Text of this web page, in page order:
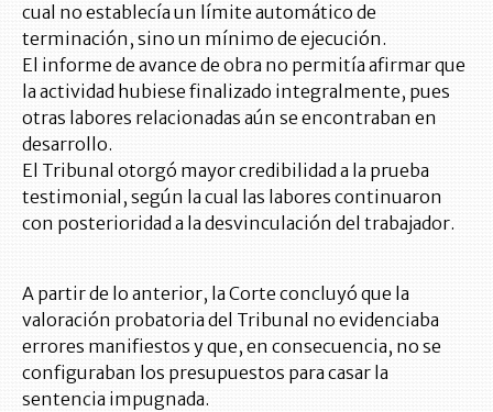
cual no establecía un límite automático de
terminación, sino un mínimo de ejecución.
El informe de avance de obra no permitía afirmar que
la actividad hubiese finalizado integralmente, pues
otras labores relacionadas aún se encontraban en
desarrollo.
El Tribunal otorgó mayor credibilidad a la prueba
testimonial, según la cual las labores continuaron
con posterioridad a la desvinculación del trabajador.
A partir de lo anterior, la Corte concluyó que la
valoración probatoria del Tribunal no evidenciaba
errores manifiestos y que, en consecuencia, no se
configuraban los presupuestos para casar la
sentencia impugnada.